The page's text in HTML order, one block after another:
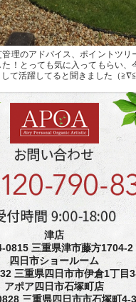
理のアドバイス、ポイントツリ
！とっても気に入ってもらい、
て活躍してると聞きました（≧∇≦
津店
0815 三重県津市藤方1704-2
四日市ショールーム
三重県四日市市伊倉1丁目
アポア四日市石塚町店
三重県四日市市石塚町4-